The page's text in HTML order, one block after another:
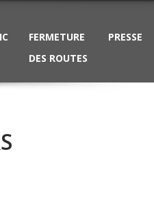
FERMETURE
DES ROUTES
PRESSE